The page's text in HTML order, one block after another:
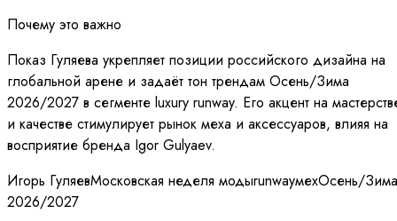
Почему это важно
Показ Гуляева укрепляет позиции российского дизайна на
глобальной арене и задаёт тон трендам Осень/Зима
2026/2027 в сегменте luxury runway. Его акцент на
и качестве стимулирует рынок меха и аксессуаров, влияя на
восприятие бренда Igor Gulyaev.
Игорь ГуляевМосковская неделя модыrunwayмехОсень/Зима
2026/2027